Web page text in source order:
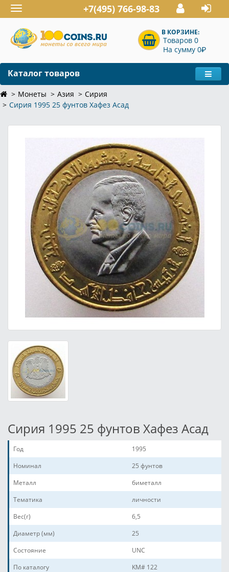
Toggle
navigation
+7(495) 766-98-83
В КОРЗИНЕ:
Товаров 0
На сумму 0P
Каталог товаров
Монеты Азия
Сирия
Сирия 1995 25 фунтов Хафез Асад
Сирия 1995 25 фунтов Хафез Асад
Год
1995
Номинал
25 фунтов
Металл
биметалл
Тематика
личности
Вес(г)
6,5
Диаметр (мм)
25
Состояние
UNC
По каталогу
KM# 122